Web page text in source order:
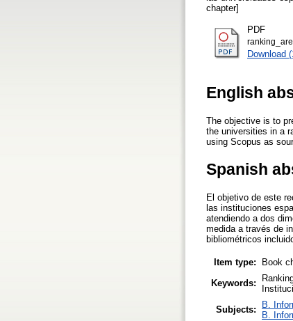
chapter]
PDF
Download
English
The objective is to
the universities in a
using Scopus as
Spanish
El objetivo de este
las instituciones
atendiendo a dos
medida a través de
bibliométricos
Item type:
Book
Keywords:
Subjects:
B.
B.